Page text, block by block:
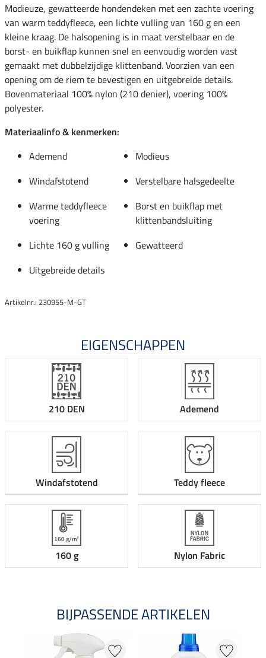
Modieuze, gewatteerde hondendeken met een zachte voering
van warm teddyfleece, een lichte vulling van 160 g en een
kleine kraag. De halsopening is in maat verstelbaar en de
borst- en buikflap kunnen snel en eenvoudig worden vast
gemaakt met dubbelzijdige klittenband. Voorzien van een
opening om de riem te bevestigen en uitgebreide details.
Bovenmateriaal 100% nylon (210 denier), voering 100%
polyester.
Materiaalinfo & kenmerken:
Ademend
Modieus
Windafstotend
Verstelbare halsgedeelte
Warme teddyfleece
voering
Borst en buikflap met
klittenbandsluiting
Lichte 160 g vulling
Gewatteerd
Uitgebreide details
Artikelnr.: 230955-M-GT
EIGENSCHAPPEN
210 DEN Ademend
Windafstotend Teddy fleece
160 g Nylon Fabric
BIJPASSENDE ARTIKELEN